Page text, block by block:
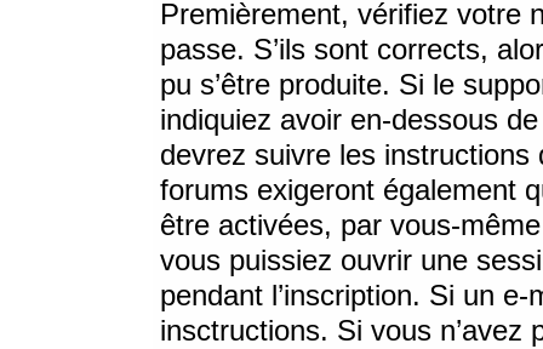
Premièrement, vérifiez votre
passe. S’ils sont corrects,
pu s’être produite. Si le
indiquiez avoir en-dessous
devrez suivre les
forums exigeront également
être activées, par vous-
vous puissiez ouvrir une
pendant l’inscription. Si un
insctructions. Si vous n’avez